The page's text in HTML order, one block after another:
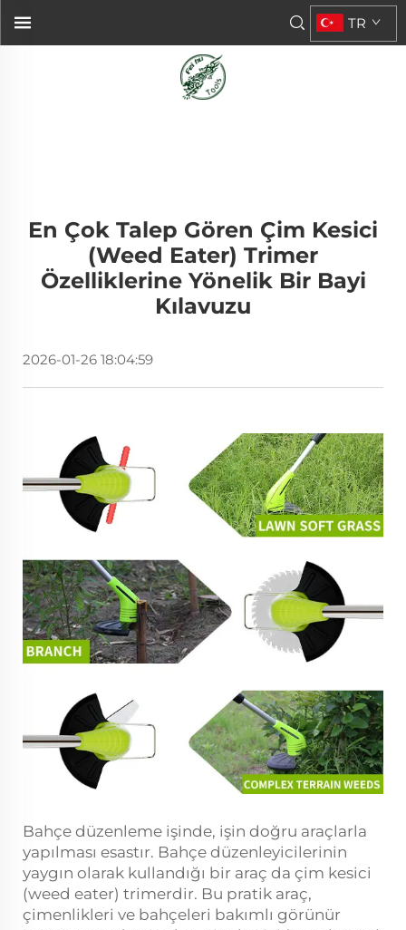
TR
En Çok Talep Gören Çim Kesici
(Weed Eater) Trimer
Özelliklerine Yönelik Bir Bayi
Kılavuzu
2026-01-26 18:04:59
Bahçe düzenleme işinde, işin doğru araçlarla
yapılması esastır. Bahçe düzenleyicilerinin
yaygın olarak kullandığı bir araç da çim kesici
(weed eater) trimerdir. Bu pratik araç,
çimenlikleri ve bahçeleri bakımlı görünür